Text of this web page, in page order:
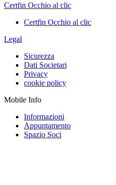
Certfin Occhio al clic
Certfin Occhio al clic
Legal
Sicurezza
Dati Societari
Privacy
cookie policy
Mobile Info
Informazioni
Appuntamento
Spazio Soci